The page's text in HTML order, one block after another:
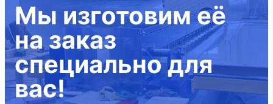
Мы изготовим её
на заказ
специально для
вас!